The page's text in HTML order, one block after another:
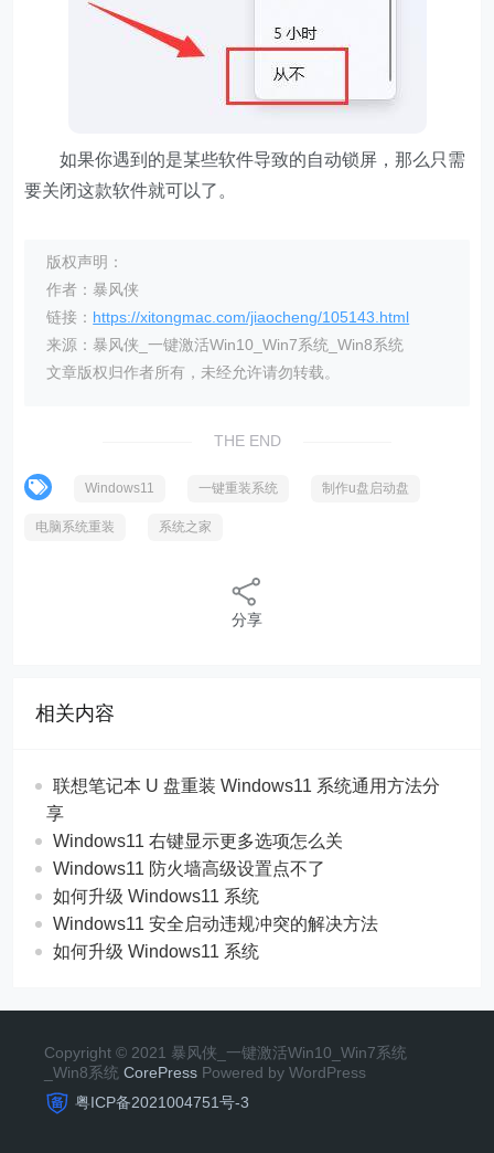
如果你遇到的是某些软件导致的自动锁屏，那么只需
要关闭这款软件就可以了。
版权声明：
作者：暴风侠
链接： https://xitongmac.com/jiaocheng/105143.html
来源：暴风侠_一键激活Win10_Win7系统_Win8系统
文章版权归作者所有，未经允许请勿转载。
THE END
Windows11 一键重装系统 制作u盘启动盘
电脑系统重装 系统之家
分享
相关内容
联想笔记本 U 盘重装 Windows11 系统通用方法分
享
Windows11 右键显示更多选项怎么关
Windows11 防火墙高级设置点不了
如何升级 Windows11 系统
Windows11 安全启动违规冲突的解决方法
如何升级 Windows11 系统
Copyright © 2021 暴风侠_一键激活Win10_Win7系统
_Win8系统 CorePress Powered by WordPress
粤ICP备2021004751号-3